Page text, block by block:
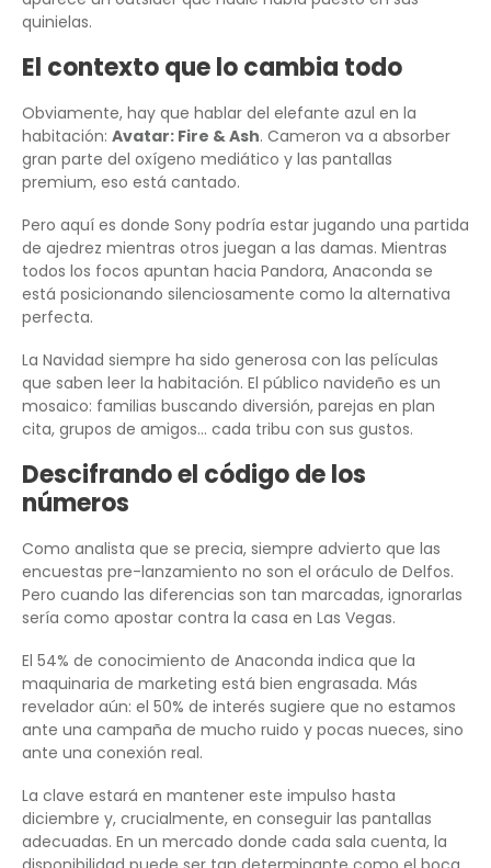
quinielas.
El contexto que lo cambia todo
Obviamente, hay que hablar del elefante azul en la
habitación: Avatar: Fire & Ash. Cameron va a absorber
gran parte del oxígeno mediático y las pantallas
premium, eso está cantado.
Pero aquí es donde Sony podría estar jugando una partida
de ajedrez mientras otros juegan a las damas. Mientras
todos los focos apuntan hacia Pandora, Anaconda se
está posicionando silenciosamente como la alternativa
perfecta.
La Navidad siempre ha sido generosa con las películas
que saben leer la habitación. El público navideño es un
mosaico: familias buscando diversión, parejas en plan
cita, grupos de amigos… cada tribu con sus gustos.
Descifrando el código de los
números
Como analista que se precia, siempre advierto que las
encuestas pre-lanzamiento no son el oráculo de Delfos.
Pero cuando las diferencias son tan marcadas, ignorarlas
sería como apostar contra la casa en Las Vegas.
El 54% de conocimiento de Anaconda indica que la
maquinaria de marketing está bien engrasada. Más
revelador aún: el 50% de interés sugiere que no estamos
ante una campaña de mucho ruido y pocas nueces, sino
ante una conexión real.
La clave estará en mantener este impulso hasta
diciembre y, crucialmente, en conseguir las pantallas
adecuadas. En un mercado donde cada sala cuenta, la